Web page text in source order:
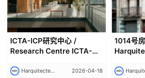
建
筑
专
ICTA-ICP研究中心 /
Research Centre ICTA-
师事务所
Harquitectes 建筑师事务所｜Harquitectes 2026-04-18
1014号
Harquitectes 建筑师事务